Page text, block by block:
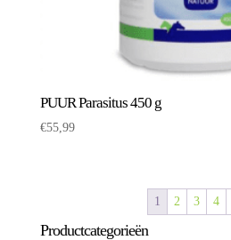
PUUR Parasitus 450 g
€55,99
1 2 3 4
Productcategorieën